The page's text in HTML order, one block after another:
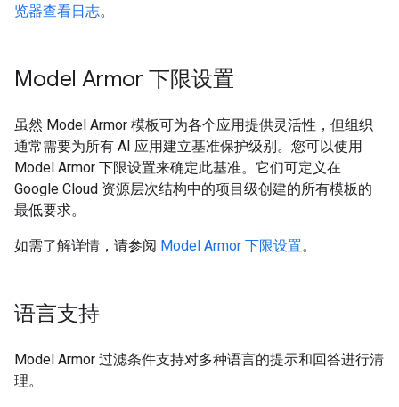
览器查看日志。
Model Armor 下限设置
虽然 Model Armor 模板可为各个应用提供灵活性，但组织
通常需要为所有 AI 应用建立基准保护级别。您可以使用
Model Armor 下限设置来确定此基准。它们可定义在
Google Cloud 资源层次结构中的项目级创建的所有模板的
最低要求。
如需了解详情，请参阅 Model Armor 下限设置。
语言支持
Model Armor 过滤条件支持对多种语言的提示和回答进行清
理。